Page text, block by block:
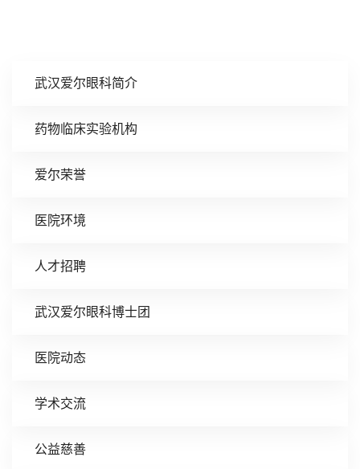
武汉爱尔眼科简介
药物临床实验机构
爱尔荣誉
医院环境
人才招聘
武汉爱尔眼科博士团
医院动态
学术交流
公益慈善